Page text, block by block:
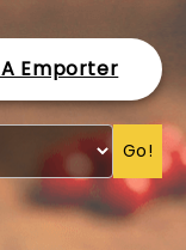
A Emporter
Go!